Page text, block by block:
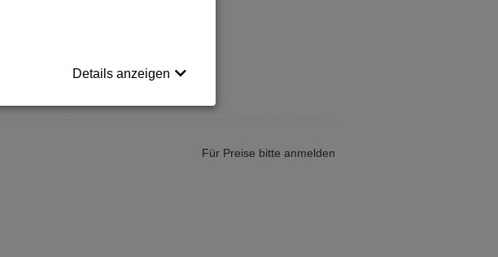
Für Preise bitte anmelden
Details anzeigen